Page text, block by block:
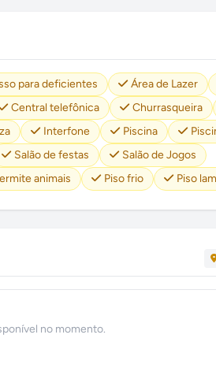
para deficientes Área de Lazer
Central telefônica Churrasqueira
Interfone Piscina
Salão de festas
Salão de Jogos
animais Piso frio Piso
no momento.